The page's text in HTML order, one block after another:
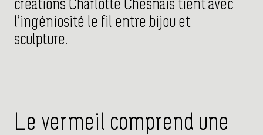
créations Charlotte Chesnais tient avec
l’ingéniosité le fil entre bijou et
sculpture.
Le vermeil comprend une